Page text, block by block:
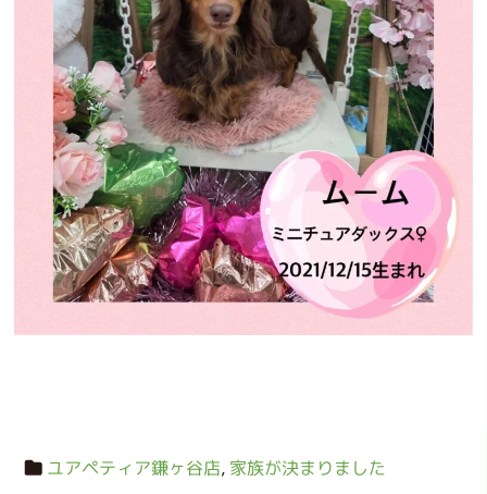
ユアペティア鎌ヶ谷店, 家族が決まりました